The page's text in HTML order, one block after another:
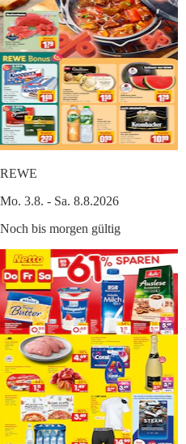
REWE
Mo. 3.8. - Sa. 8.8.2026
Noch bis morgen gültig